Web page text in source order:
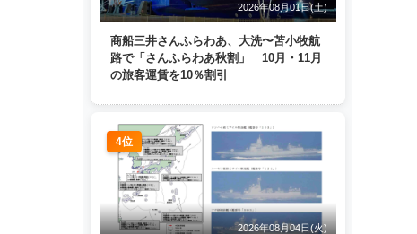
2026年08月01日(土)
商船三井さんふらわあ、大洗〜苫小牧航
路で「さんふらわあ秋割」 10月・11月
の旅客運賃を10％割引
4位
2026年08月04日(火)